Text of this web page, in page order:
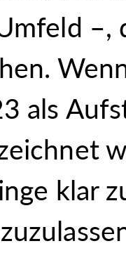
–,
als
klar